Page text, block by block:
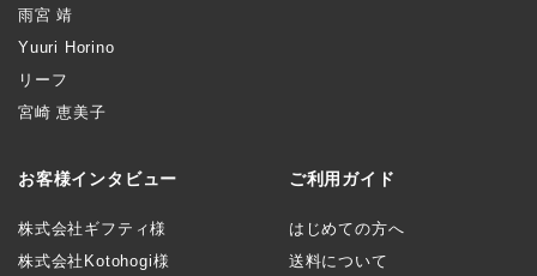
雨宮 靖
Yuuri Horino
リーフ
宮崎 恵美子
お客様インタビュー
株式会社ギフティ様
株式会社Kotohogi様
ご利用ガイド
はじめての方へ
送料について